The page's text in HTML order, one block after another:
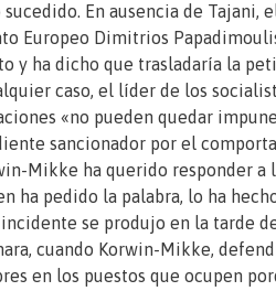
En ausencia de Tajani,
Europeo Dimitrios
y ha dicho que trasladaría la
caso, el líder de los
«no pueden quedar
sancionador por el
Mikke ha querido responder a
ha pedido la palabra, lo ha
se produjo en la tarde
cuando Korwin-Mikke,
en los puestos que ocupen